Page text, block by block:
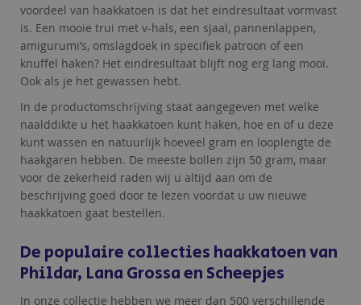
voordeel van haakkatoen is dat het eindresultaat vormvast
is. Een mooie trui met v-hals, een sjaal, pannenlappen,
amigurumi’s, omslagdoek in specifiek patroon of een
knuffel haken? Het eindresultaat blijft nog erg lang mooi.
Ook als je het gewassen hebt.
In de productomschrijving staat aangegeven met welke
naalddikte u het haakkatoen kunt haken, hoe en of u deze
kunt wassen en natuurlijk hoeveel gram en looplengte de
haakgaren hebben. De meeste bollen zijn 50 gram, maar
voor de zekerheid raden wij u altijd aan om de
beschrijving goed door te lezen voordat u uw nieuwe
haakkatoen gaat bestellen.
De populaire collecties haakkatoen van
Phildar, Lana Grossa en Scheepjes
In onze collectie hebben we meer dan 500 verschillende